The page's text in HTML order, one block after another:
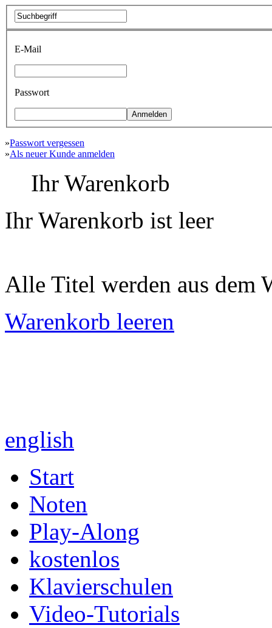
E-Mail
Passwort
»Passwort vergessen
»Als neuer Kunde anmelden
Ihr Warenkorb
Ihr Warenkorb ist leer
Alle Titel werden aus dem
Warenkorb leeren
english
Start
Noten
Play-Along
kostenlos
Klavierschulen
Video-Tutorials